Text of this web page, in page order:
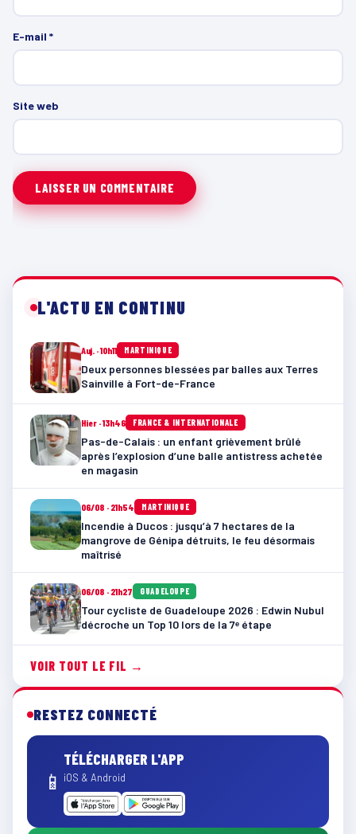
E-mail *
Site web
L'ACTU EN CONTINU
Auj. · 10h11 MARTINIQUE
Deux personnes blessées par balles aux Terres
Sainville à Fort-de-France
Hier · 13h46 FRANCE & INTERNATIONALE
Pas-de-Calais : un enfant grièvement brûlé
après l’explosion d’une balle antistress achetée
en magasin
06/08 · 21h54 MARTINIQUE
Incendie à Ducos : jusqu’à 7 hectares de la
mangrove de Génipa détruits, le feu désormais
maîtrisé
06/08 · 21h27 GUADELOUPE
Tour cycliste de Guadeloupe 2026 : Edwin Nubul
décroche un Top 10 lors de la 7ᵉ étape
VOIR TOUT LE FIL →
RESTEZ CONNECTÉ
📱
TÉLÉCHARGER L'APP
iOS & Android